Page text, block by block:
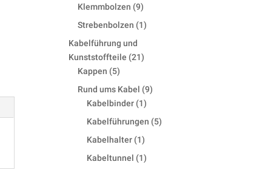
products
Klemmbolzen 99
products
Strebenbolzen 11
Kabelführung und
Kunststoffteile 2121
Kappen 55
products
Rund ums Kabel 99
Kabelbinder 11
product
Kabelführungen 55
Kabelhalter 11
product
Kabeltunnel 11